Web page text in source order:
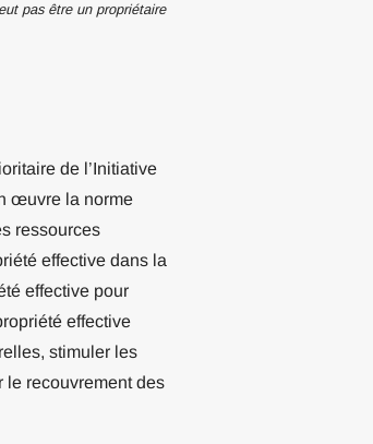
pas être un propriétaire
de l’Initiative
œuvre la norme
ressources
effective dans la
effective pour
effective
stimuler les
le recouvrement des